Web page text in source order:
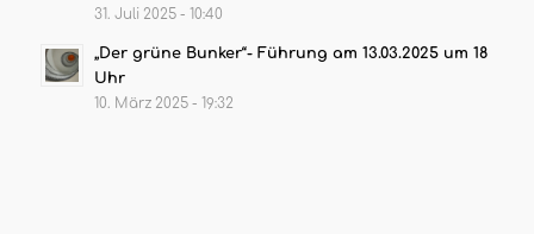
31. Juli 2025 - 10:40
„Der grüne Bunker“- Führung am 13.03.2025 um 18
Uhr
10. März 2025 - 19:32